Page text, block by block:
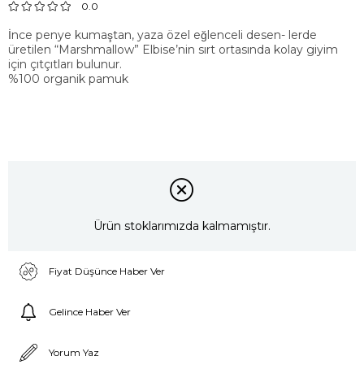
0.0
İnce penye kumaştan, yaza özel eğlenceli desen- lerde
üretilen “Marshmallow” Elbise’nin sırt ortasında kolay giyim
için çıtçıtları bulunur.
%100 organik pamuk
Ürün stoklarımızda kalmamıştır.
Fiyat Düşünce Haber Ver
Gelince Haber Ver
Yorum Yaz